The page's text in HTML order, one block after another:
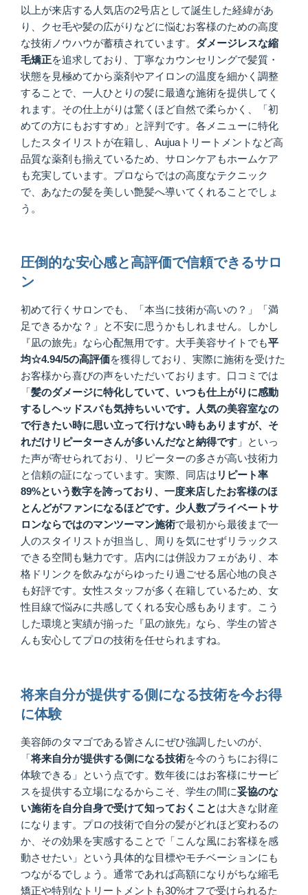
以上が来店する人気店の2号店として誕生した経緯があ
り、クセ毛や髪の広がりなどに悩むお客様のための高度
な技術ノウハウが蓄積されています。 ダメージレスな縮
毛矯正を追求しており、丁寧なカウンセリングで髪質・
状態を見極めてから薬剤やアイロンの温度を細かく調整
することで、一人ひとりの髪に最適な施術を提供してく
れます。その仕上がりは驚くほど自然で柔らかく、「初
めての方にもおすすめ」と評判です。各メニューに特化
したスタイリストが在籍し、Aujuaトリートメントなど高
品質な薬剤も揃えているため、サロンケアもホームケア
も充実しています。プロならではの高度なテクニック
で、あなたの髪を美しい艶髪へ導いてくれることでしょ
う。
圧倒的な安心感と高評価で信頼できるサロ
ン
初めて行くサロンでも、「本当に技術が高いの？」「満
足できるかな？」と不安に思うかもしれません。しかし
『凪の旅先』なら心配無用です。大手美容サイトでも平
均☆4.94/5の高評価を獲得しており、実際に施術を受けた
お客様から喜びの声をいただいております。口コミでは
「髪のダメージに特化していて、いつも仕上がりに感動
するしヘッドスパも気持ちいいです。人気の美容室なの
で行きたい時に思い立って行けない時もありますが、そ
れだけリピーターさんが多いんだなと納得です 」といっ
た声が寄せられており、リピーターの多さが高い技術力
と信頼の証になっています。実際、同店は リピート率
89%という数字を誇っており、一度来店したお客様のほ
とんどがファンになるほどです。少人数プライベートサ
ロンならではのマンツーマン施術で最初から最後まで一
人のスタイリストが担当し、周りを気にせずリラックス
できる空間も魅力です。店内には併設カフェがあり、本
格ドリンクを飲みながらゆったり過ごせる居心地の良さ
も好評です。女性スタッフが多く在籍しているため、女
性目線で悩みに共感してくれる安心感もあります。こう
した環境と実績が揃った『凪の旅先』なら、学生の皆さ
んも安心してプロの技術を任せられますね。
将来自分が提供する側になる技術を今お得
に体験
美容師のタマゴである皆さんにぜひ強調したいのが、
「将来自分が提供する側になる技術を今のうちにお得に
体験できる」という点です。数年後にはお客様にサービ
スを提供する立場になるからこそ、学生の間に妥協のな
い施術を自分自身で受けて知っておくことは大きな財産
になります。プロの技術で自分の髪がどれほど変わるの
か、その効果を実感することで「こんな風にお客様を感
動させたい」という具体的な目標やモチベーションにも
つながるでしょう。通常であれば高額になりがちな縮毛
矯正や特別なトリートメントも30%オフで受けられるた